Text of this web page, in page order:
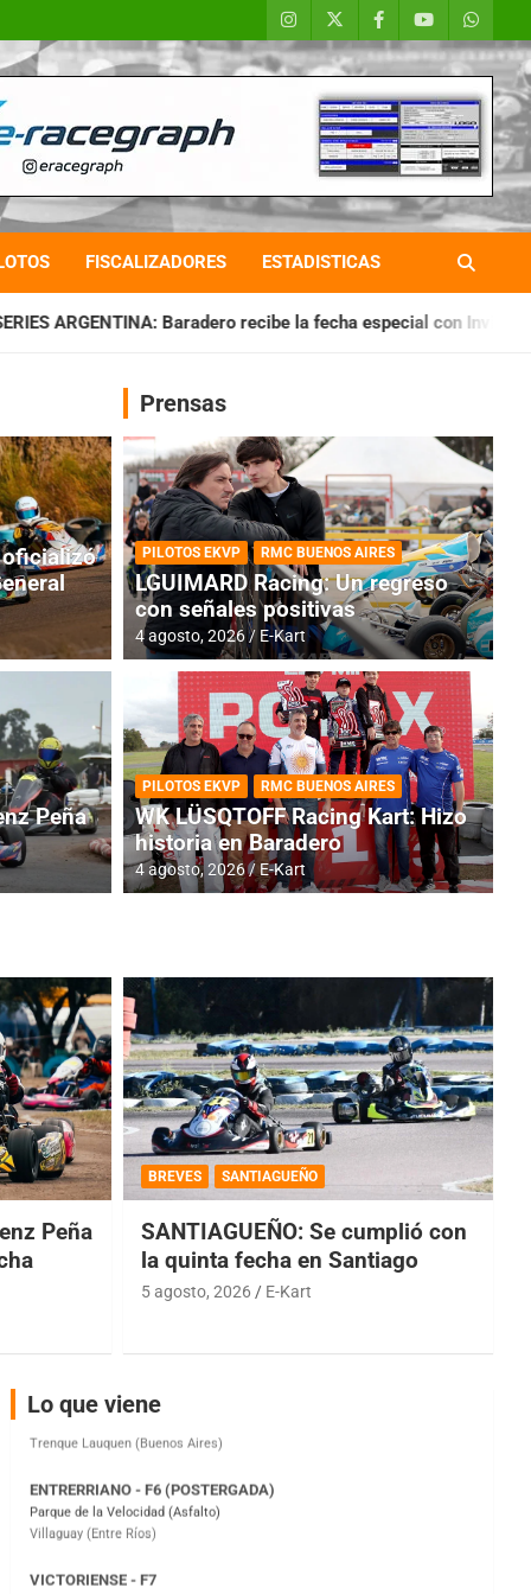
FISCALIZADORES ESTADISTICAS
recibe la fecha especial con Invitados CHAQUEÑO
RMC BUENOS AIRES
Cerró una jornada
oficializó
Peña
Prensas
PILOTOS EKVP RMC BUENOS AIRES
LGUIMARD Racing: Un regreso
con señales positivas
4 agosto, 2026 E-Kart
PILOTOS EKVP RMC BUENOS AIRES
WK LÜSQTOFF Racing Kart: Hizo
historia en Baradero
4 agosto, 2026 E-Kart
Peña
BREVES SANTIAGUEÑO
SANTIAGUEÑO: Se cumplió con
la quinta fecha en Santiago
5 agosto, 2026 E-Kart
Lo que viene
COBERTURA ESPECIAL DE E-KART.COM.AR
08/09-AGO
IAME SERIES ARGENTINA 6
Ramiro Tot (Asfalto)
Baradero (Buenos Aires)
Parque de la Velocidad (Asfalto)
El Cerro (Tierra)
Victoria (Entre Ríos)
Moto Club Reginense (Tierra)